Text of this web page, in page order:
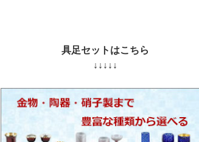
具足セットはこちら
↓↓↓↓↓